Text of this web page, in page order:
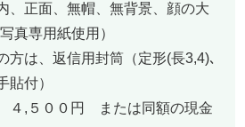
、正面、無帽、無背景、顔の大
真専用紙使用）
方は、返信用封筒（定形(長3,4)､
貼付）
４,５００円 または同額の現金